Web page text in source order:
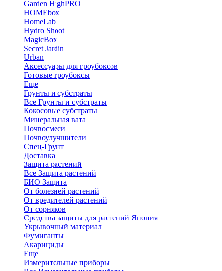
Garden HighPRO
HOMEbox
HomeLab
Hydro Shoot
MagicBox
Secret Jardin
Urban
Аксессуары для гроубоксов
Готовые гроубоксы
Еще
Грунты и субстраты
Все Грунты и субстраты
Кокосовые субстраты
Минеральная вата
Почвосмеси
Почвоулучшители
Спец-Грунт
Доставка
Защита растений
Все Защита растений
БИО Защита
От болезней растений
От вредителей растений
От сорняков
Средства защиты для растений Япония
Укрывочный материал
Фумиганты
Акарициды
Еще
Измерительные приборы